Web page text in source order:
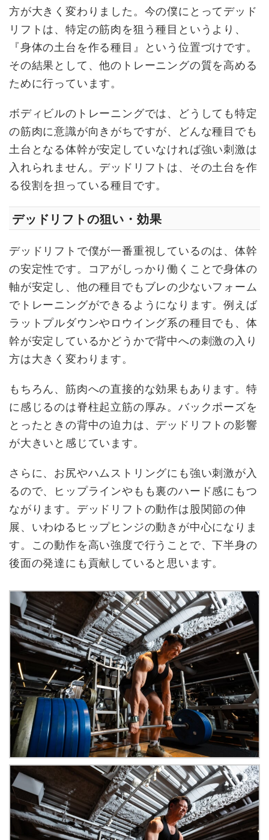
方が大きく変わりました。今の僕にとってデッド
リフトは、特定の筋肉を狙う種目というより、
『身体の土台を作る種目』という位置づけです。
その結果として、他のトレーニングの質を高める
ために行っています。
ボディビルのトレーニングでは、どうしても特定
の筋肉に意識が向きがちですが、どんな種目でも
土台となる体幹が安定していなければ強い刺激は
入れられません。デッドリフトは、その土台を作
る役割を担っている種目です。
デッドリフトの狙い・効果
デッドリフトで僕が一番重視しているのは、体幹
の安定性です。コアがしっかり働くことで身体の
軸が安定し、他の種目でもブレの少ないフォーム
でトレーニングができるようになります。例えば
ラットプルダウンやロウイング系の種目でも、体
幹が安定しているかどうかで背中への刺激の入り
方は大きく変わります。
もちろん、筋肉への直接的な効果もあります。特
に感じるのは脊柱起立筋の厚み。バックポーズを
とったときの背中の迫力は、デッドリフトの影響
が大きいと感じています。
さらに、お尻やハムストリングにも強い刺激が入
るので、ヒップラインやもも裏のハード感にもつ
ながります。デッドリフトの動作は股関節の伸
展、いわゆるヒップヒンジの動きが中心になりま
す。この動作を高い強度で行うことで、下半身の
後面の発達にも貢献していると思います。